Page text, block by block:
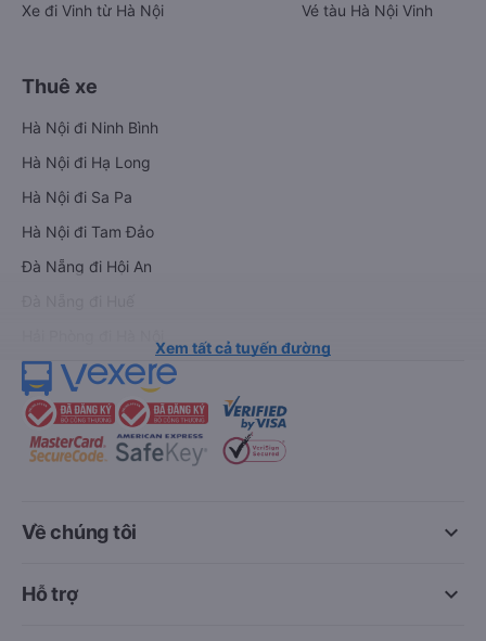
Xe đi Vinh từ Hà Nội
Vé tàu Hà Nội Vinh
Thuê xe
Hà Nội đi Ninh Bình
Hà Nội đi Hạ Long
Hà Nội đi Sa Pa
Hà Nội đi Tam Đảo
Đà Nẵng đi Hội An
Xem tất cả tuyến đường
keyboard_arrow_down
Về chúng tôi
keyboard_arrow_down
Hỗ trợ